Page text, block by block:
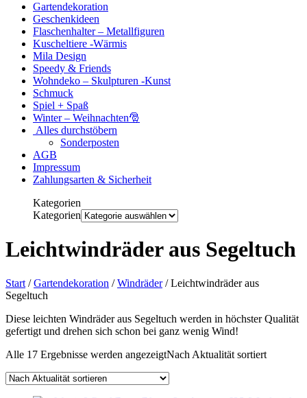
Gartendekoration
Geschenkideen
Flaschenhalter – Metallfiguren
Kuscheltiere -Wärmis
Mila Design
Speedy & Friends
Wohndeko – Skulpturen -Kunst
Schmuck
Spiel + Spaß
Winter – Weihnachten🎅
Alles durchstöbern
Sonderposten
AGB
Impressum
Zahlungsarten & Sicherheit
Kategorien
Kategorien
Leichtwindräder aus Segeltuch
Start /Gartendekoration /Windräder/ Leichtwindräder aus
Segeltuch
Diese leichten Windräder aus Segeltuch werden in höchster Qualität
gefertigt und drehen sich schon bei ganz wenig Wind!
Alle 17 Ergebnisse werden angezeigtNach Aktualität sortiert